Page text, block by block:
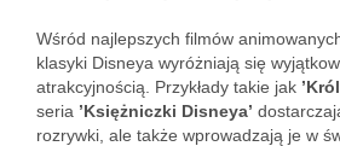
Wśród najlepszych filmów
klasyki Disneya wyróżniają się
atrakcyjnością. Przykłady takie jak
seria ’Księżniczki Disneya’
rozrywki, ale także wprowadzają je w